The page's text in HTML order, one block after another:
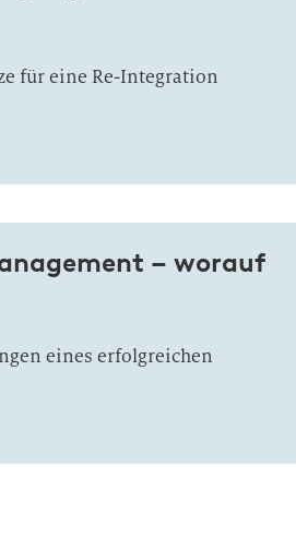
für eine Re-Integration
– worauf
eines erfolgreichen